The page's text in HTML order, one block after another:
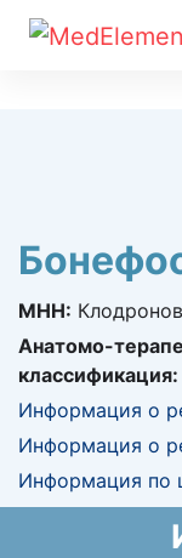
МНН:
Анатомо-
классификация:
Информация о
Номер
Информация о
бессрочно
Информация о
КНФ (ЛС
Информация по